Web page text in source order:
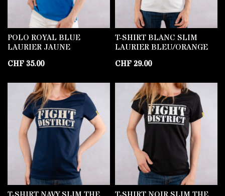
POLO ROYAL BLUE
LAURIER JAUNE
CHF 35.00
T-SHIRT BLANC SLIM
LAURIER BLEU/ORANGE
CHF29.00